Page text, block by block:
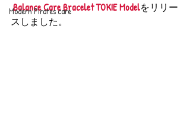
Modern Pirates care
Balance Care Bracelet TOKIE Modelをリリー
スしました。